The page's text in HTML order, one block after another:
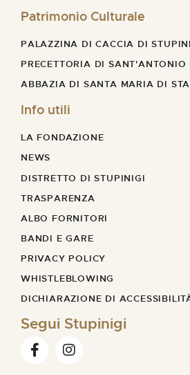
Patrimonio Culturale
PALAZZINA DI CACCIA DI
PRECETTORIA DI SANT'ANTONIO
ABBAZIA DI SANTA MARIA DI
Info utili
LA FONDAZIONE
NEWS
DISTRETTO DI STUPINIGI
TRASPARENZA
ALBO FORNITORI
BANDI E GARE
PRIVACY POLICY
WHISTLEBLOWING
DICHIARAZIONE DI
Segui Stupinigi